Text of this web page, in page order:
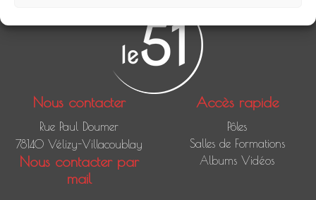
Nous contacter
Rue Paul Doumer
78140 Vélizy-Villacoublay
Nous contacter par
mail
Accès rapide
Pôles
Salles de Formations
Albums Vidéos